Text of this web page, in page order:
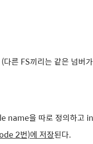
른 FS끼리는 같은 넘버
name을 따로 정의하고
2번)에 저장된다.